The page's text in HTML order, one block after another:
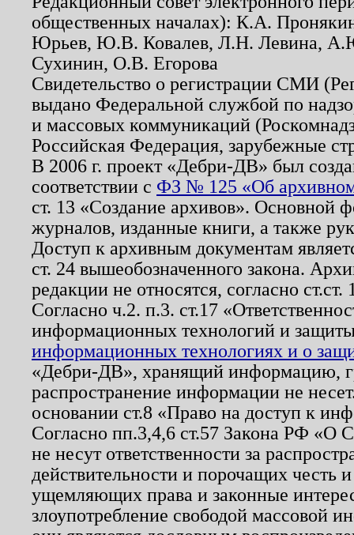
общественных началах): К.А.
Юрьев, Ю.В. Ковалев, Л.Н. Левина,
Сухинин, О.В. Егорова
Свидетельство о регистрации СМИ
выдано Федеральной службой по
и массовых коммуникаций
Российская Федерация, зарубежные
В 2006 г. проект «Дебри-ДВ» был
соответствии с ФЗ № 125 «Об
ст. 13 «Создание архивов». Основной
журналов, изданные книги, а также
Доступ к архивным документам
ст. 24 вышеобозначенного закона.
редакции не относятся, согласно
Согласно ч.2. п.3. ст.17
информационных технологий и
информационных технологиях и о
«Дебри-ДВ», хранящий информацию,
распространение информации не
основании ст.8 «Право на доступ к
Согласно пп.3,4,6 ст.57 Закона РФ «О
не несут ответственности за
действительности и порочащих честь
ущемляющих права и законные
злоупотребление свободой массовой